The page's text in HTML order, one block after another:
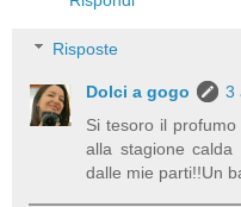
Risposte
Dolci a gogo
3
Si tesoro il
alla stagione
dalle mie parti!!Un